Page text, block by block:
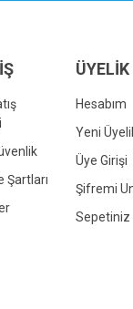
olmalı.
Şartları
ÜYELİK
Hesabım
Yeni
Üye Girişi
Şifremi
Sepetiniz